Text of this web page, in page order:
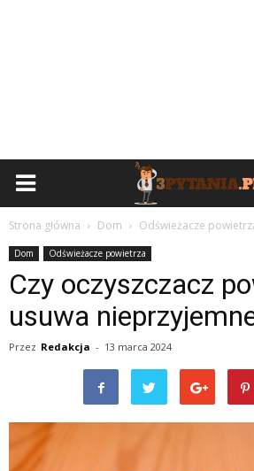
Strona główna Dom Odświeżacze
Dom Odświeżacze powietrza
Czy oczyszczacz
usuwa
Przez Redakcja - 13 marca 2024